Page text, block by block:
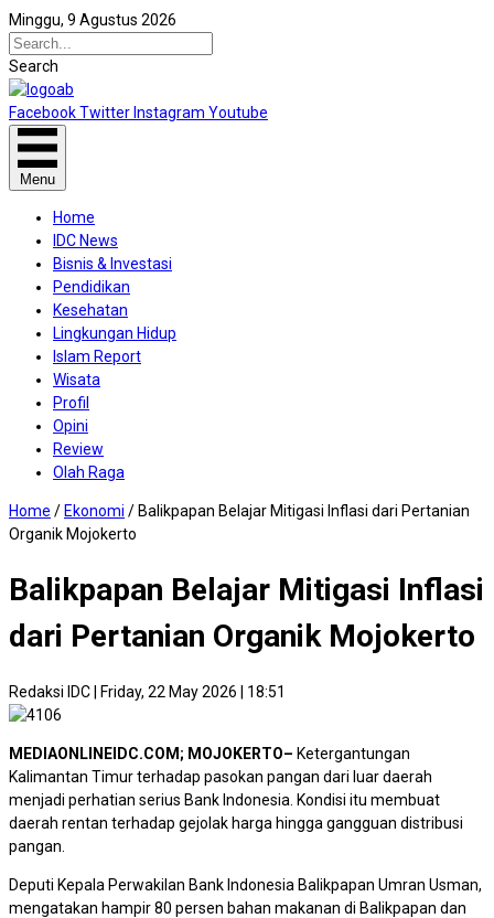
Minggu, 9 Agustus 2026
Search
FacebookTwitter Instagram Youtube
Menu
Home
IDC News
Bisnis & Investasi
Pendidikan
Kesehatan
Lingkungan Hidup
Islam Report
Wisata
Profil
Opini
Review
Olah Raga
Home / Ekonomi / Balikpapan Belajar Mitigasi Inflasi dari Pertanian
Organik Mojokerto
Balikpapan Belajar Mitigasi Inflasi
dari Pertanian Organik Mojokerto
Redaksi IDC| Friday, 22 May 2026 | 18:51
MEDIAONLINEIDC.COM; MOJOKERTO– Ketergantungan
Kalimantan Timur terhadap pasokan pangan dari luar daerah
menjadi perhatian serius Bank Indonesia. Kondisi itu membuat
daerah rentan terhadap gejolak harga hingga gangguan distribusi
pangan.
Deputi Kepala Perwakilan Bank Indonesia Balikpapan Umran Usman,
mengatakan hampir 80 persen bahan makanan di Balikpapan dan